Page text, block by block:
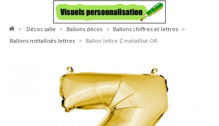
> décos salle > ballons décos > ballons chiffres et lettres >
ballons métallisés lettres > Ballon lettre Z métallisé OR